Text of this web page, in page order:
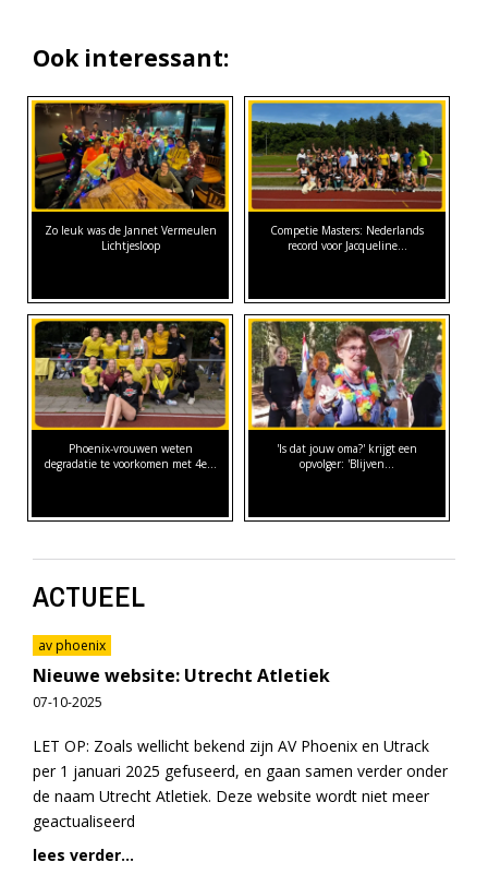
Ook interessant:
Zo leuk was de Jannet Vermeulen
Lichtjesloop
Competie Masters: Nederlands
record voor Jacqueline…
Phoenix-vrouwen weten
degradatie te voorkomen met 4e…
'Is dat jouw oma?' krijgt een
opvolger: 'Blijven…
ACTUEEL
av phoenix
Nieuwe website: Utrecht Atletiek
07-10-2025
LET OP: Zoals wellicht bekend zijn AV Phoenix en Utrack
per 1 januari 2025 gefuseerd, en gaan samen verder onder
de naam Utrecht Atletiek. Deze website wordt niet meer
geactualiseerd
lees verder...